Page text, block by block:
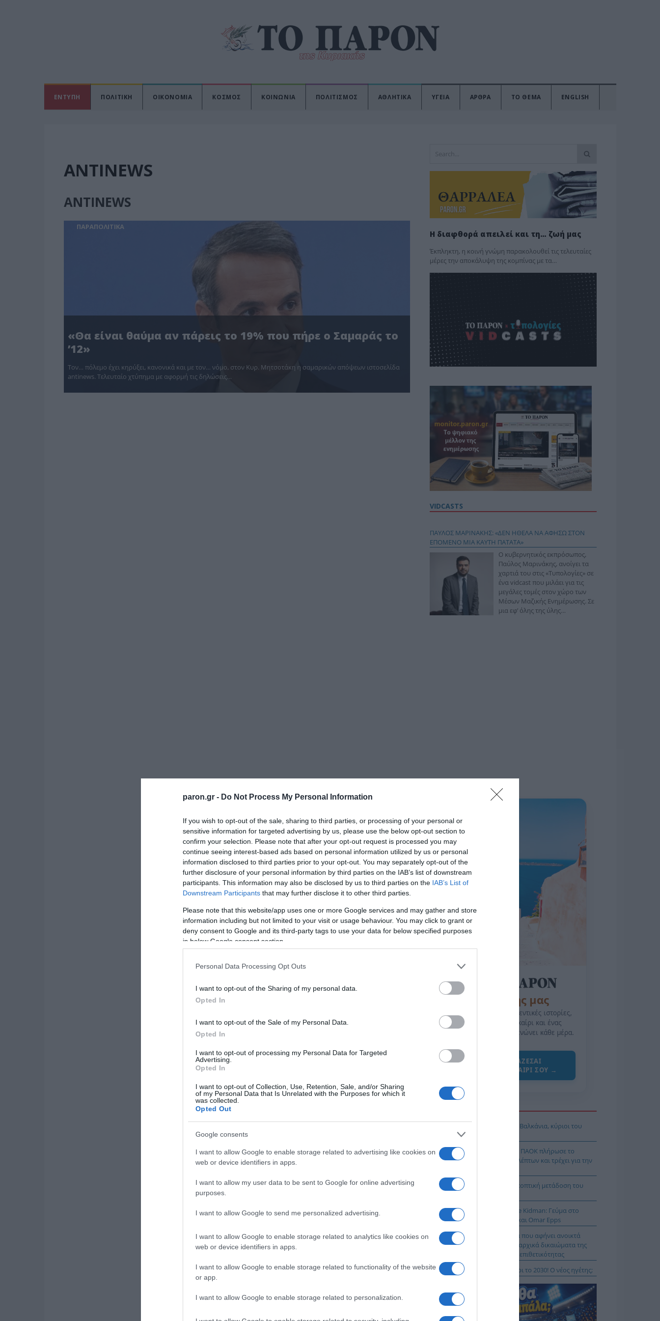
paron.gr - Do Not Process My Personal Information
If you wish to opt-out of the sale, sharing to third parties, or processing of your personal or
sensitive information for targeted advertising by us, please use the below opt-out section to
confirm your selection. Please note that after your opt-out request is processed you may
continue seeing interest-based ads based on personal information utilized by us or personal
information disclosed to third parties prior to your opt-out. You may separately opt-out of the
further disclosure of your personal information by third parties on the IAB’s list of downstream
participants. This information may also be disclosed by us to third parties on the IAB’s List of
Downstream Participants that may further disclose it to other third parties.
Please note that this website/app uses one or more Google services and may gather and store
information including but not limited to your visit or usage behaviour. You may click to grant or
deny consent to Google and its third-party tags to use your data for below specified purposes
in below Google consent section.
Personal Data Processing Opt Outs
I want to opt-out of the Sharing of my personal data.
Opted In
I want to opt-out of the Sale of my Personal Data.
Opted In
I want to opt-out of processing my Personal Data for Targeted
Advertising.
Opted In
I want to opt-out of Collection, Use, Retention, Sale, and/or Sharing
of my Personal Data that Is Unrelated with the Purposes for which it
was collected.
Opted Out
Google consents
I want to allow Google to enable storage related to advertising like cookies on
web or device identifiers in apps.
I want to allow my user data to be sent to Google for online advertising
purposes.
I want to allow Google to send me personalized advertising.
I want to allow Google to enable storage related to analytics like cookies on
web or device identifiers in apps.
I want to allow Google to enable storage related to functionality of the website
or app.
I want to allow Google to enable storage related to personalization.
ΕΝΤΥΠΗ ΠΟΛΙΤΙΚΗ ΟΙΚΟΝΟΜΙΑ ΚΟΣΜΟΣ ΚΟΙΝΩΝΙΑ ΠΟΛΙΤΙΣΜΟΣ ΑΘΛΗΤΙΚΑ ΥΓΕΙΑ ΑΡΘΡΑ ΤΟ ΘΕΜΑ ENGLISH
ANTINEWS
ANTINEWS
ΠΑΡΑΠΟΛΙΤΙΚΑ
«Θα είναι θαύμα αν πάρεις το 19% που πήρε ο Σαμαράς το
’12»
Τον… πόλεμο έχει κηρύξει, κανονικά και με τον… νόμο, στον Κυρ. Μητσοτάκη η σαμαρικών απόψεων ιστοσελίδα
antinews. Τελευταίο χτύπημα με αφορμή τις δηλώσεις…
Η διαφθορά απειλεί και τη… ζωή μας
Έκπληκτη, η κοινή γνώμη παρακολουθεί τις τελευταίες
μέρες την αποκάλυψη της κο­μπίνας με τα…
VIDCASTS
ΠΑΥΛΟΣ ΜΑΡΙΝΑΚΗΣ: «ΔΕΝ ΗΘΕΛΑ ΝΑ ΑΦΗΣΩ ΣΤΟΝ
ΕΠΟΜΕΝΟ ΜΙΑ ΚΑΥΤΗ ΠΑΤΑΤΑ»
Ο κυβερνητικός εκπρόσωπος,
Παύλος Μαρινάκης, ανοίγει τα
χαρτιά του στις «Τυπολογίες» σε
ένα vidcast που μιλάει για τις
μεγάλες τομές στον χώρο των
Μέσων Μαζικής Ενημέρωσης. Σε
μια εφ’ όλης της ύλης
της Ζωής μας
Οι άνθρωποι, οι αυθεντικές ιστορίες,
το ελληνικό καλοκαίρι και ένας
πολιτισμός που μας ενώνει κάθε μέρα.
ΌΣΑ ΧΡΕΙΆΖΕΣΑΙ
ΓΙΑ ΤΟ ΚΑΛΟΚΑΊΡΙ ΣΟΥ →
Ορθόδοξοι υπάρχουν και στα Βαλκάνια, κύριοι του
Ψυχρολουσία στην Τούμπα: Ο ΠΑΟΚ πλήρωσε το
«μπλακ άουτ» των 17 δευτερολέπτων και τρέχει για την
ΠΑΟΚ – Άντερλεχτ LIVE: Η τηλεοπτική μετάδοση του
Στη Μύκονο βρίσκεται η Nicole Kidman: Γεύμα στο
Nammos μαζί με Zoe Saldaña και Omar Epps
Ρένα Δούρου: Θολή συμφωνία που αφήνει ανοικτά
ερωτήματα σχετικά με τα κυριαρχικά δικαιώματα της
Ελλάδας έναντι της τουρκικής επιθετικότητας
Ο Μιλάν Βιτάλις στην ΑΕΚ μέχρι το 2030! Ο νέος ηγέτης;